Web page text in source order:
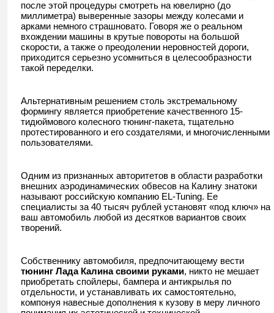
после этой процедуры смотреть на ювелирно (до
миллиметра) выверенные зазоры между колесами и
арками немного страшновато. Говоря же о реальном
вхождении машины в крутые повороты на большой
скорости, а также о преодолении неровностей дороги,
приходится серьезно усомниться в целесообразности
такой переделки.
Альтернативным решением столь экстремальному
формингу является приобретение качественного 15-
тидюймового колесного тюнинг-пакета, тщательно
протестированного и его создателями, и многочисленными
пользователями.
Одним из признанных авторитетов в области разработки
внешних аэродинамических обвесов на Калину знатоки
называют российскую компанию EL-Tuning. Ее
специалисты за 40 тысяч рублей установят «под ключ» на
ваш автомобиль любой из десятков вариантов своих
творений.
Собственнику автомобиля, предпочитающему вести
тюнинг Лада Калина своими руками, никто не мешает
приобретать спойлеры, бампера и антикрылья по
отдельности, и устанавливать их самостоятельно,
компонуя навесные дополнения к кузову в меру личного